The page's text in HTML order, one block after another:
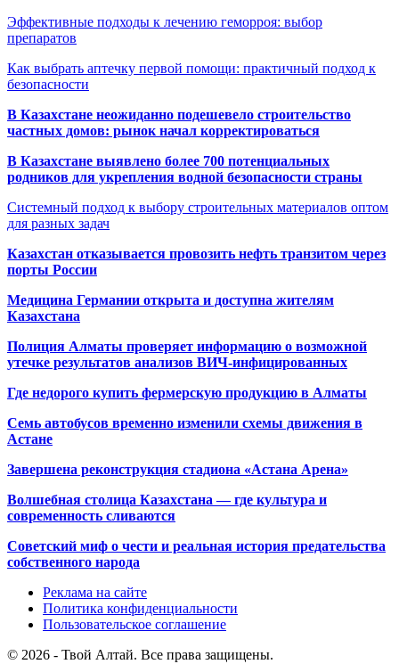
Эффективные подходы к лечению геморроя: выбор
препаратов
Как выбрать аптечку первой помощи: практичный подход к
безопасности
В Казахстане неожиданно подешевело строительство
частных домов: рынок начал корректироваться
В Казахстане выявлено более 700 потенциальных
родников для укрепления водной безопасности страны
Системный подход к выбору строительных материалов оптом
для разных задач
Казахстан отказывается провозить нефть транзитом через
порты России
Медицина Германии открыта и доступна жителям
Казахстана
Полиция Алматы проверяет информацию о возможной
утечке результатов анализов ВИЧ-инфицированных
Где недорого купить фермерскую продукцию в Алматы
Семь автобусов временно изменили схемы движения в
Астане
Завершена реконструкция стадиона «Астана Арена»
Волшебная столица Казахстана — где культура и
современность сливаются
Советский миф о чести и реальная история предательства
собственного народа
Реклама на сайте
Политика конфиденциальности
Пользовательское соглашение
© 2026 - Твой Алтай. Все права защищены.